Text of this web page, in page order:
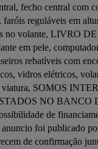
fecho central com
reguláveis em
no volante, LIVRO
em pele,
rebatíveis com
vidros elétricos,
viatura, SOMOS
NO BANCO
de
anuncio foi publicado
de confirmação